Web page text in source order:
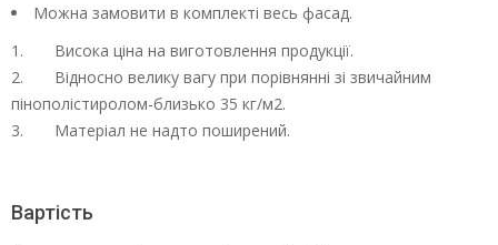
Можна замовити в комплекті весь фасад.
1. Висока ціна на виготовлення продукції.
2. Відносно велику вагу при порівнянні зі звичайним
пінополістиролом-близько 35 кг/м2.
3. Матеріал не надто поширений.
Вартість